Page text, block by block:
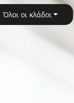
Όλοι οι κλάδοι